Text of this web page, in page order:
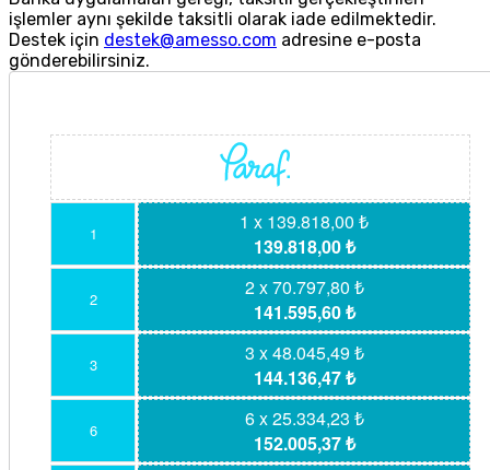
işlemler aynı şekilde taksitli olarak iade edilmektedir.
Destek için destek@amesso.com adresine e-posta
gönderebilirsiniz.
1
1 x 139.818,00 ₺
139.818,00 ₺
2
2 x 70.797,80 ₺
141.595,60 ₺
3
3 x 48.045,49 ₺
144.136,47 ₺
6
6 x 25.334,23 ₺
152.005,37 ₺